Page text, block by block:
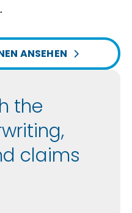
ANSEHEN
the
claims